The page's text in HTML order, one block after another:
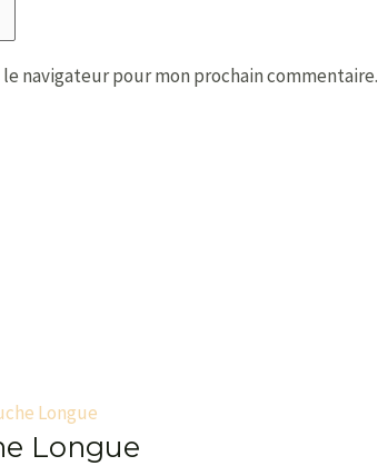
navigateur pour mon prochain commentaire.
Longue